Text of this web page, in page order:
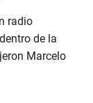
radio
de la
Marcelo